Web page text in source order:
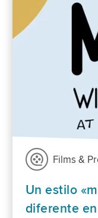
Films &
Un estilo
diferente